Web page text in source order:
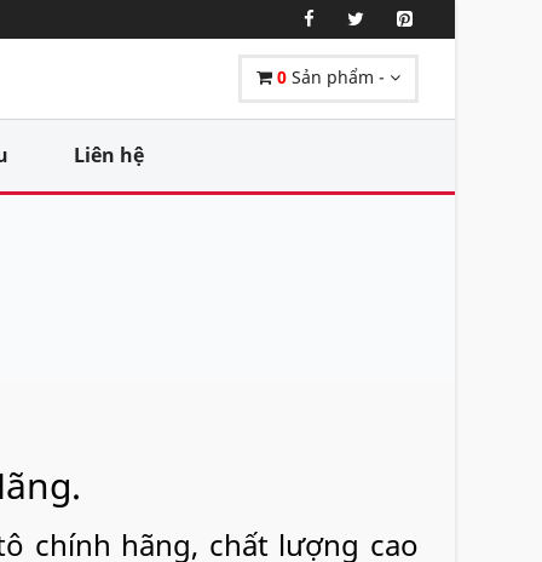
0 Sản phẩm -
Liên hệ
chính hãng, chất lượng cao